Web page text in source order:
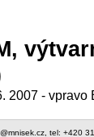
2007 - vpravo
tel: +420